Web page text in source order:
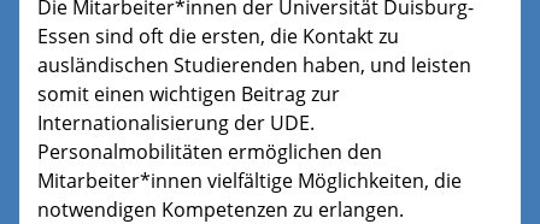
Die Mitarbeiter*innen der Universität Duisburg-
Essen sind oft die ersten, die Kontakt zu
ausländischen Studierenden haben, und leisten
somit einen wichtigen Beitrag zur
Internationalisierung der UDE.
Personalmobilitäten ermöglichen den
Mitarbeiter*innen vielfältige Möglichkeiten, die
notwendigen Kompetenzen zu erlangen.